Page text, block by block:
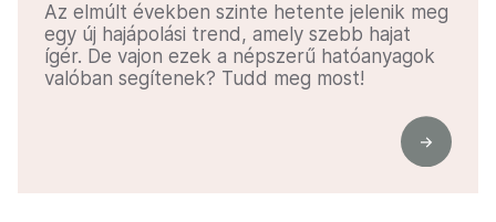
Az elmúlt években szinte hetente jelenik meg
egy új hajápolási trend, amely szebb hajat
ígér. De vajon ezek a népszerű hatóanyagok
valóban segítenek? Tudd meg most!